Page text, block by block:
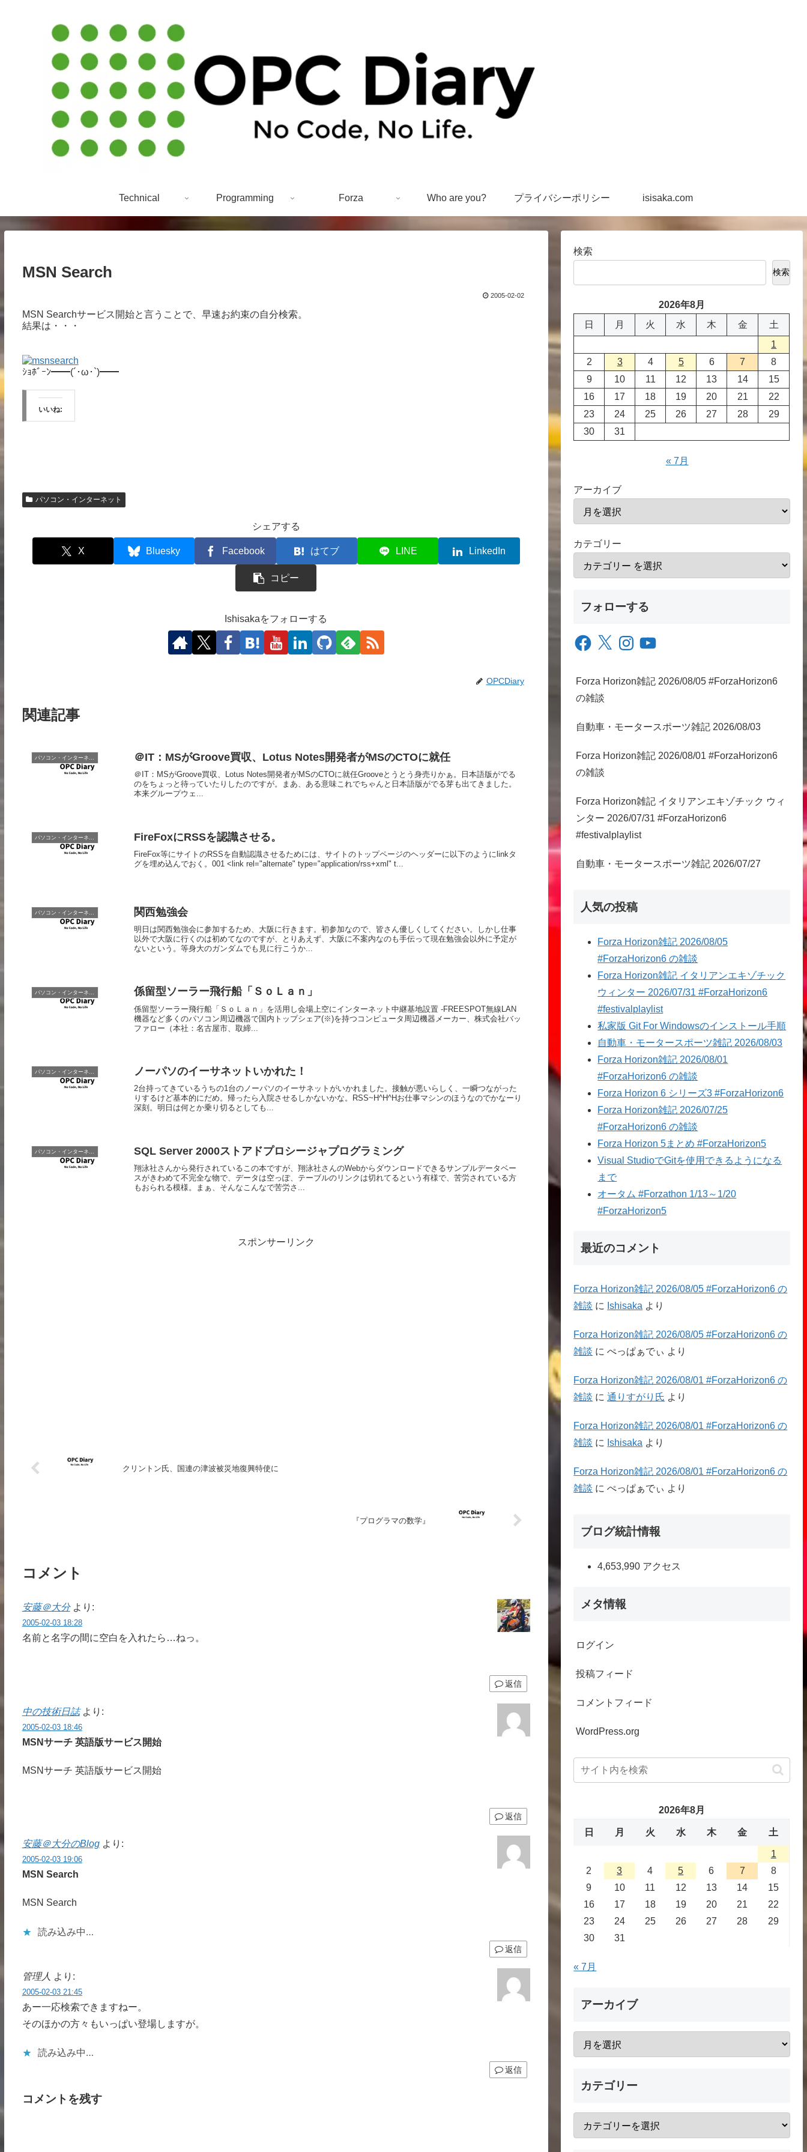
Technical Programming Forza Who are you? プライバシーポリシー isisaka.com
MSN Search
2005-02-02
MSN Searchサービス開始と言うことで、早速お約束の自分検索。
結果は・・・
ｼｮﾎﾞｰﾝ━━(´･ω･`)━━
いいね:
パソコン・インターネット
シェアする
X Bluesky Facebook はてブ LINE LinkedIn
コピー
Ishisakaをフォローする
OPCDiary
関連記事
パソコン・インターネット ＠IT：MSがGroove買収、Lotus Notes開発者がMSのCTOに就任
＠IT：MSがGroove買収、Lotus Notes開発者がMSのCTOに就任Grooveとうとう身売りかぁ。日本語版がでる
のをちょっと待っていたりしたのですが。まあ、ある意味これでちゃんと日本語版がでる芽も出てきました。
本来グループウェ...
FireFoxにRSSを認識させる。
FireFox等にサイトのRSSを自動認識させるためには、サイトのトップページのヘッダーに以下のようにlinkタ
グを埋め込んでおく。001 <link rel="alternate" type="application/rss+xml" t...
関西勉強会
明日は関西勉強会に参加するため、大阪に行きます。初参加なので、皆さん優しくしてください。しかし仕事
以外で大阪に行くのは初めてなのですが、とりあえず、大阪に不案内なのも手伝って現在勉強会以外に予定が
ないという。等身大のガンダムでも見に行こうか...
係留型ソーラー飛行船「ＳｏＬａｎ」
係留型ソーラー飛行船「ＳｏＬａｎ」を活用し会場上空にインターネット中継基地設置 -FREESPOT無線LAN
機器など多くのパソコン周辺機器で国内トップシェア(※)を持つコンピュータ周辺機器メーカー、株式会社バッ
ファロー（本社：名古屋市、取締...
パソコン・インターネット ノーパソのイーサネットいかれた！
2台持ってきているうちの1台のノーパソのイーサネットがいかれました。接触が悪いらしく、一瞬つながった
りするけど基本的にだめ。帰ったら入院させるしかないかな。RSS~H^H^Hお仕事マシンのほうなのでかなーり
深刻。明日は何とか乗り切るとしても...
パソコン・インターネット SQL Server 2000ストアドプロシージャプログラミング
翔泳社さんから発行されているこの本ですが、翔泳社さんのWebからダウンロードできるサンプルデータベー
スがきわめて不完全な物で、データは空っぽ、テーブルのリンクは切れてるという有様で、苦労されている方
もおられる模様。まぁ、そんなこんなで苦労さ...
スポンサーリンク
クリントン氏、国連の津波被災地復興特使に
『プログラマの数学』
コメント
安藤＠大分 より:
2005-02-03 18:28
名前と名字の間に空白を入れたら…ねっ。
返信
中の技術日誌 より:
2005-02-03 18:46
MSNサーチ 英語版サービス開始
MSNサーチ 英語版サービス開始
返信
安藤＠大分のBlog より:
2005-02-03 19:06
MSN Search
MSN Search
読み込み中…
返信
管理人 より:
2005-02-03 21:45
あー一応検索できますねー。
そのほかの方々もいっぱい登場しますが。
読み込み中…
返信
コメントを残す
検索
検索
2026年8月
日
月 火 水 木 金
土
1
2
3 4 5 6 7
8
9
10 11 12 13 14
15
16
17 18 19 20 21
22
23
24 25 26 27 28
29
30
31
« 7月
アーカイブ
カテゴリー
フォローする
Facebook
X InstagramYouTube
Forza Horizon雑記 2026/08/05 #ForzaHorizon6
の雑談
自動車・モータースポーツ雑記 2026/08/03
Forza Horizon雑記 2026/08/01 #ForzaHorizon6
の雑談
Forza Horizon雑記 イタリアンエキゾチック ウィ
ンター 2026/07/31 #ForzaHorizon6
#festivalplaylist
自動車・モータースポーツ雑記 2026/07/27
人気の投稿
Forza Horizon雑記 2026/08/05
#ForzaHorizon6 の雑談
Forza Horizon雑記 イタリアンエキゾチック
ウィンター 2026/07/31 #ForzaHorizon6
#festivalplaylist
私家版 Git For Windowsのインストール手順
自動車・モータースポーツ雑記 2026/08/03
Forza Horizon雑記 2026/08/01
#ForzaHorizon6 の雑談
Forza Horizon 6 シリーズ3 #ForzaHorizon6
Forza Horizon雑記 2026/07/25
#ForzaHorizon6 の雑談
Forza Horizon 5まとめ #ForzaHorizon5
Visual StudioでGitを使用できるようになる
まで
オータム #Forzathon 1/13～1/20
#ForzaHorizon5
最近のコメント
Forza Horizon雑記 2026/08/05 #ForzaHorizon6 の
雑談 に Ishisaka より
Forza Horizon雑記 2026/08/05 #ForzaHorizon6 の
雑談 にぺっぱぁでぃ より
Forza Horizon雑記 2026/08/01 #ForzaHorizon6 の
雑談 に通りすがり氏 より
Forza Horizon雑記 2026/08/01 #ForzaHorizon6 の
雑談 に Ishisaka より
Forza Horizon雑記 2026/08/01 #ForzaHorizon6 の
雑談 にぺっぱぁでぃ より
ブログ統計情報
4,653,990 アクセス
メタ情報
ログイン
投稿フィード
コメントフィード
WordPress.org
2026年8月
日 月 火 水 木 金 土
1
2
3 4 5 6 7
8
9
10 11 12 13 14
15
16
17 18 19 20 21
22
23
24 25 26 27 28
29
30
31
« 7月
アーカイブ
カテゴリー